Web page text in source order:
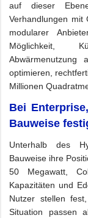
auf dieser
Verhandlungen mit
modularer
Möglichkeit,
Abwärmenutzung
optimieren,
Millionen
Bei
Bauweise
Unterhalb des
Bauweise ihre
50 Megawatt,
Kapazitäten und
Nutzer stellen
Situation passen